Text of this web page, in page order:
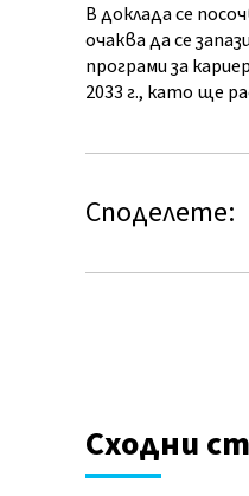
В доклада се
очаква да се
програми за
2033 г., като ще
Споделете:
Сходни